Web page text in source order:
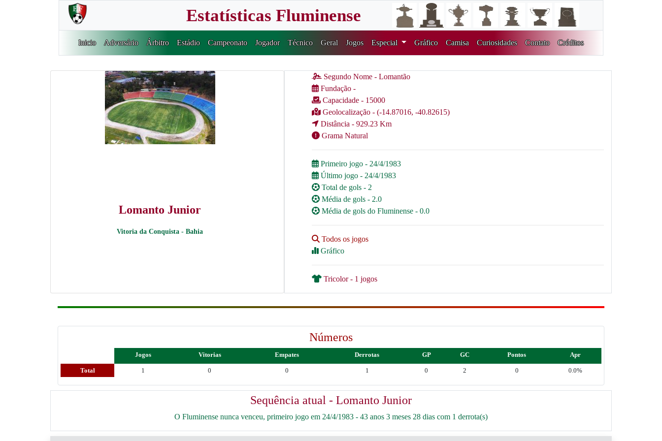
Estatísticas Fluminense
Inicio Adversário Árbitro Estádio Campeonato Jogador Técnico Geral Jogos Especial Gráfico Camisa Curiosidades Contato Créditos
Lomanto Junior
Vitoria da Conquista - Bahia
Segundo Nome - Lomantão
Fundação -
Capacidade - 15000
Geolocalização - (-14.87016, -40.82615)
Distância - 929.23 Km
Grama Natural
Primeiro jogo - 24/4/1983
Último jogo - 24/4/1983
Total de gols - 2
Média de gols - 2.0
Média de gols do Fluminense - 0.0
Todos os jogos
Gráfico
Tricolor - 1 jogos
Números
Jogos Vitorias Empates Derrotas GP GC Pontos Apr
Total 1 0 0 1 0 2 0 0.0%
Sequência atual - Lomanto Junior
O Fluminense nunca venceu, primeiro jogo em 24/4/1983 - 43 anos 3 meses 28 dias com 1 derrota(s)